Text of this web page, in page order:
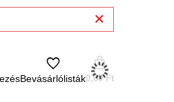
Bevásárlólisták0,00 Ft